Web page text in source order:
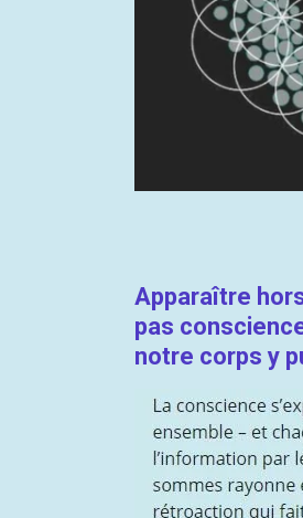
Apparaître
pas
notre corps y